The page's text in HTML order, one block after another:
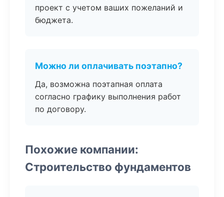
проект с учетом ваших пожеланий и
бюджета.
Можно ли оплачивать поэтапно?
Да, возможна поэтапная оплата
согласно графику выполнения работ
по договору.
Похожие компании:
Строительство фундаментов